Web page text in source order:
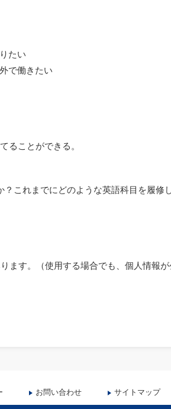
たい
で働きたい
とができる。
これまでにどのような英語科目を履修
ます。（使用する場合でも、個人情報
お問い合わせ サイトマップ